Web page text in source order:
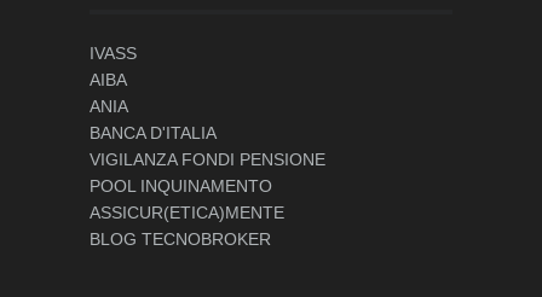
IVASS
AIBA
ANIA
BANCA D'ITALIA
VIGILANZA FONDI PENSIONE
POOL INQUINAMENTO
ASSICUR(ETICA)MENTE
BLOG TECNOBROKER